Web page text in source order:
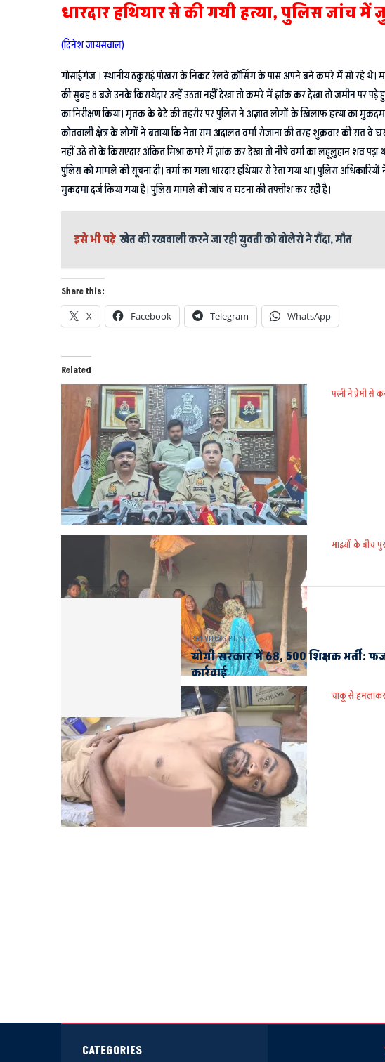
धारदार हथियार से की गयी हत्या, पुलिस जांच में
(दिनेश जायसवाल)
गोसाईगंज । स्थानीय ठकुराई पोखरा के निकट रेलवे क्रॉसिंग के पास अपने बने कमरे में सो रहे थे।
की सुबह 8 बजे उनके किरायेदार उन्हें उठता नहीं देखा तो कमरे में झांक कर देखा तो जमीन पर पड़े
का निरीक्षण किया। मृतक के बेटे की तहरीर पर पुलिस ने अज्ञात लोगों के खिलाफ हत्या का
कोतवाली क्षेत्र के लोगों ने बताया कि नेता राम अदालत वर्मा रोजाना की तरह शुक्रवार की
नहीं उठे तो के किराएदार अंकित मिश्रा कमरे में झांक कर देखा तो नीचे वर्मा का लहूलुहान शव
पुलिस को मामले की सूचना दी। वर्मा का गला धारदार हथियार से रेता गया था। पुलिस
मुकदमा दर्ज किया गया है। पुलिस मामले की जांच व घटना की तफ्तीश कर रही है।
इसे भी पढ़े खेत की रखवाली करने जा रही युवती को बोलेरो ने रौंदा, मौत
Share this:
X Facebook Telegram WhatsApp
Related
पत्नी ने प्रेमी से
भाइयों के बीच
चाकू से हमलाकर
PREVIOUS POST
योगी सरकार में 68, 500 शिक्षक भर्ती:
कार्रवाई
CATEGORIES